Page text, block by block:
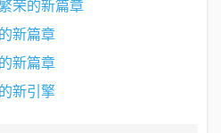
荣的新篇章
新篇章
新篇章
新引擎